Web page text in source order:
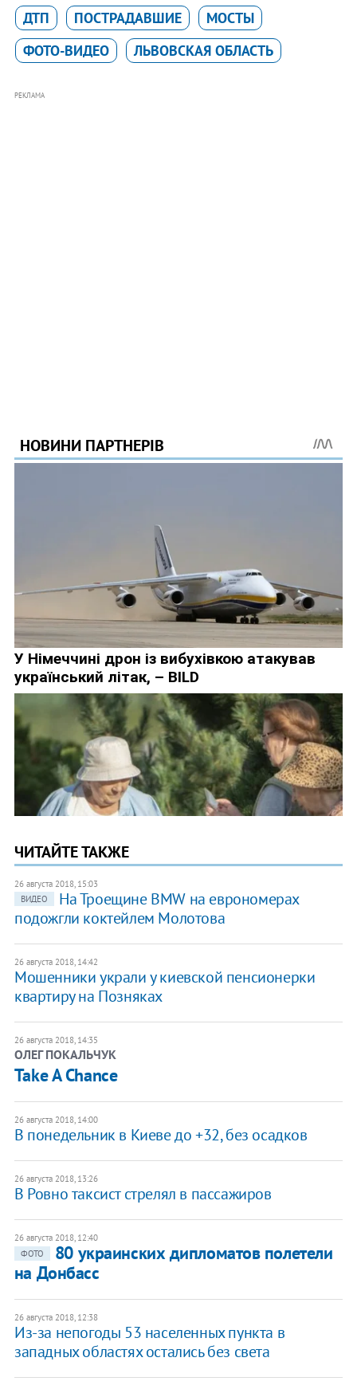
ДТП ПОСТРАДАВШИЕ
МОСТЫ
ФОТО-ВИДЕО
ЛЬВОВСКАЯ ОБЛАСТЬ
РЕКЛАМА
ЧИТАЙТЕ ТАКЖЕ
26 августа 2018, 15:03
ВИДЕО
На Троещине BMW на еврономерах
подожгли коктейлем Молотова
26 августа 2018, 14:42
​Мошенники украли у киевской пенсионерки
квартиру на Позняках
26 августа 2018, 14:35
ОЛЕГ ПОКАЛЬЧУК
Take A Chance
26 августа 2018, 14:00
В понедельник в Киеве до +32, без осадков
26 августа 2018, 13:26
В Ровно таксист стрелял в пассажиров
26 августа 2018, 12:40
ФОТО
80 украинских дипломатов полетели
на Донбасс
26 августа 2018, 12:38
Из-за непогоды 53 населенных пункта в
западных областях остались без света